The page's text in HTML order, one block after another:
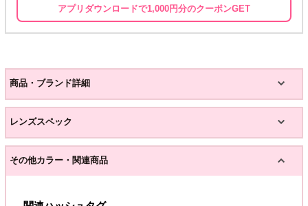
アプリダウンロードで1,000円分のクーポンGET
商品・ブランド詳細
レンズスペック
その他カラー・関連商品